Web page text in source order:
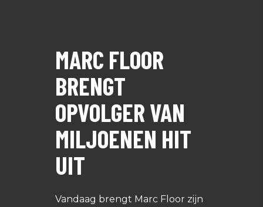
MARC FLOOR
BRENGT
OPVOLGER VAN
MILJOENEN HIT
UIT
Vandaag brengt Marc Floor zijn